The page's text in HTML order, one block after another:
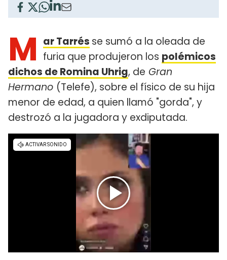
M ar Tarrés se sumó a la oleada de
furia que produjeron los polémicos
dichos de Romina Uhrig, de Gran
Hermano (Telefe), sobre el físico de su hija
menor de edad, a quien llamó "gorda", y
destrozó a la jugadora y exdiputada.